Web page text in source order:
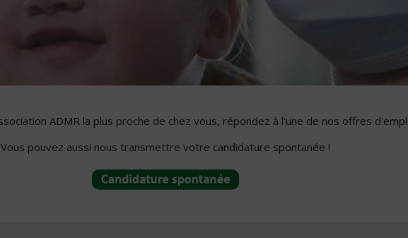
ADMR la plus proche de chez vous, répondez à l'une de nos offres
Vous pouvez aussi nous transmettre votre candidature spontanée !